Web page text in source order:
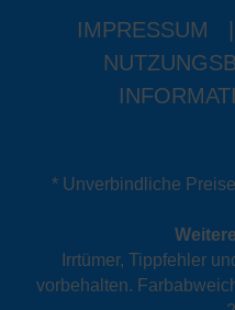
IMPRESSUM
* Unverbindliche
Irrtümer, Tippfehler
vorbehalten.